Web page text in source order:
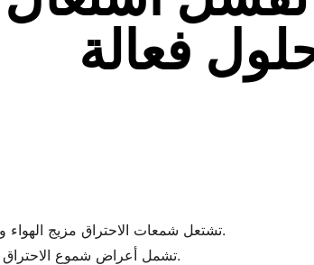
فعالة
تشتعل شمعات الاحتراق مزيج الهواء والوقود؛ الفشل يؤدي إلى اهتزازات المحرك.
تشمل أعراض شموع الاحتراق التالفة تذبذب في الخمول وانخفاض القدرة.